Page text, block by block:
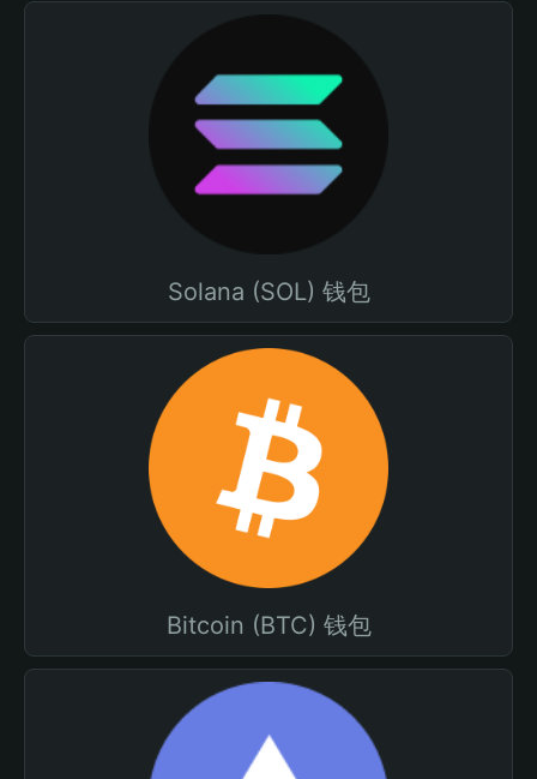
Solana (SOL) 钱包
Bitcoin (BTC) 钱包